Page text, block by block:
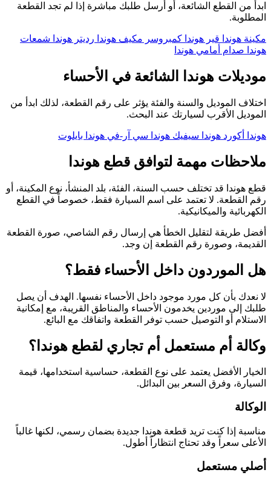
ابدأ من القطع الشائعة، أو أرسل طلبك مباشرة إذا لم تجد القطعة
المطلوبة.
مكينة هوندا قير هوندا كمبروسر مكيف هوندا رديتر هوندا شمعات
هوندا صدام أمامي هوندا
موديلات هوندا الشائعة في الأحساء
اختلاف الموديل والسنة والفئة يؤثر على رقم القطعة، لذلك ابدأ من
الموديل الأقرب لسيارتك عند البحث.
هوندا أكورد هوندا سيفيك هوندا سي آر-في هوندا بايلوت
ملاحظات مهمة لتوافق قطع هوندا
قطع هوندا قد تختلف حسب السنة، الفئة، بلد المنشأ، نوع المكينة، أو
رقم القطعة. لا تعتمد على اسم السيارة فقط، خصوصاً في القطع
الكهربائية والميكانيكية.
أفضل طريقة لتقليل الخطأ هي إرسال رقم الشاصي، صورة القطعة
القديمة، وصورة رقم القطعة إن وجد.
هل الموردون داخل الأحساء فقط؟
لا نعدك بأن كل مورد موجود داخل الأحساء نفسها. الهدف أن يصل
طلبك إلى موردين يخدمون الأحساء والمناطق القريبة، مع إمكانية
الاستلام أو التوصيل حسب توفر القطعة واتفاقك مع البائع.
وكالة أم مستعمل أم تجاري لقطع هوندا؟
الخيار الأفضل يعتمد على نوع القطعة، حساسية استخدامها، قيمة
السيارة، وفرق السعر بين البدائل.
الوكالة
مناسبة إذا كنت تريد قطعة هوندا جديدة بضمان رسمي، لكنها غالباً
الأعلى سعراً وقد تحتاج انتظاراً أطول.
أصلي مستعمل